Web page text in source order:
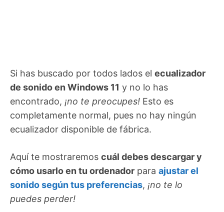
Si has buscado por todos lados el ecualizador
de sonido en Windows 11 y no lo has
encontrado, ¡no te preocupes! Esto es
completamente normal, pues no hay ningún
ecualizador disponible de fábrica.
Aquí te mostraremos cuál debes descargar y
cómo usarlo en tu ordenador para ajustar el
sonido según tus preferencias, ¡no te lo
puedes perder!